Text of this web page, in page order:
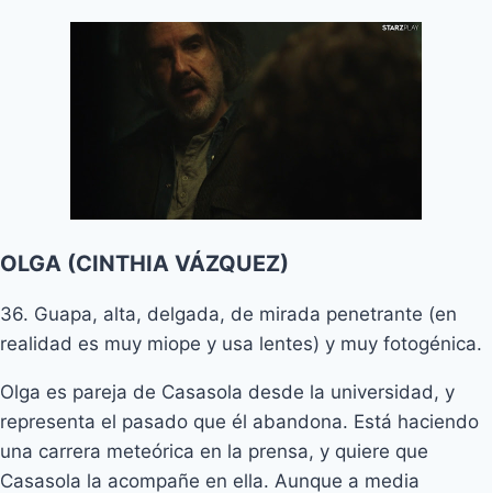
OLGA (CINTHIA VÁZQUEZ)
36. Guapa, alta, delgada, de mirada penetrante (en
realidad es muy miope y usa lentes) y muy fotogénica.
Olga es pareja de Casasola desde la universidad, y
representa el pasado que él abandona. Está haciendo
una carrera meteórica en la prensa, y quiere que
Casasola la acompañe en ella. Aunque a media